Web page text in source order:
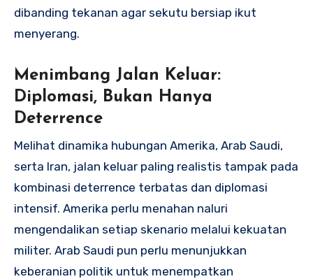
dibanding tekanan agar sekutu bersiap ikut
menyerang.
Menimbang Jalan Keluar:
Diplomasi, Bukan Hanya
Deterrence
Melihat dinamika hubungan Amerika, Arab Saudi,
serta Iran, jalan keluar paling realistis tampak pada
kombinasi deterrence terbatas dan diplomasi
intensif. Amerika perlu menahan naluri
mengendalikan setiap skenario melalui kekuatan
militer. Arab Saudi pun perlu menunjukkan
keberanian politik untuk menempatkan